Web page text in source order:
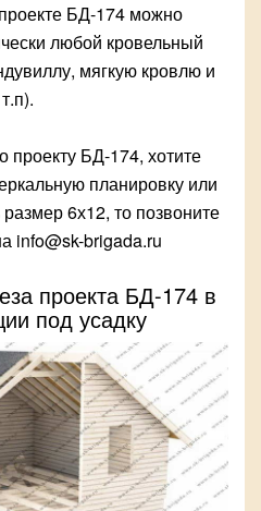
БД-174 можно
любой кровельный
мягкую кровлю и
т.п).
проекту БД-174, хотите
планировку или
6х12, то позвоните
info@sk-brigada.ru
проекта БД-174 в
под усадку